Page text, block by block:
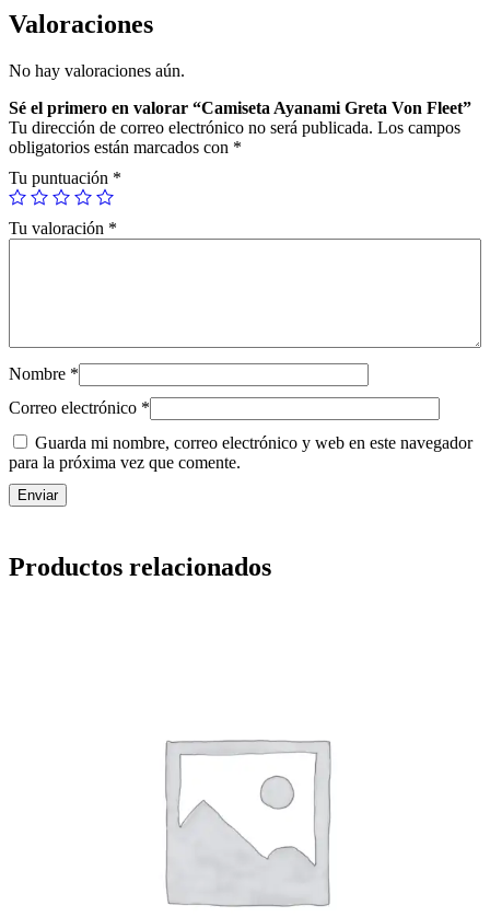
Valoraciones
No hay valoraciones aún.
Sé el primero en valorar “Camiseta Ayanami Greta Von Fleet”
Tu dirección de correo electrónico no será publicada. Los campos
obligatorios están marcados con *
Tu puntuación *
Tu valoración *
Nombre *
Correo electrónico *
Guarda mi nombre, correo electrónico y web en este navegador
para la próxima vez que comente.
Productos relacionados